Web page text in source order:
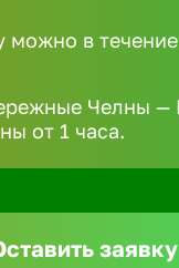
можно в
Челны —
от 1 часа.
заявку